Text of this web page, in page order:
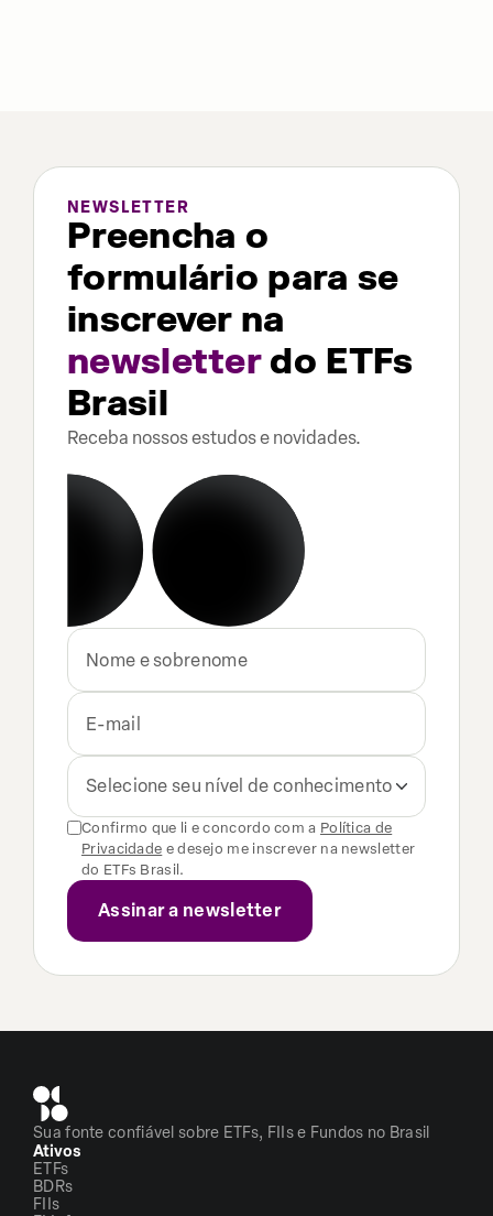
NEWSLETTER
Preencha o
formulário para se
inscrever na
newsletterdo ETFs
Brasil
Receba nossos estudos e novidades.
Selecione seu nível de conhecimento
Confirmo que li e concordo com a Política de
Privacidade e desejo me inscrever na newsletter
do ETFs Brasil.
Sua fonte confiável sobre ETFs, FIIs e Fundos no Brasil
Ativos
ETFs
BDRs
FIIs